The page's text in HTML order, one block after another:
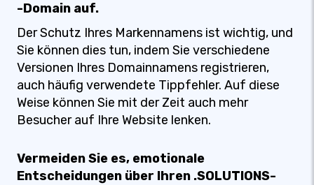
-Domain auf.
Der Schutz Ihres Markennamens ist wichtig, und
Sie können dies tun, indem Sie verschiedene
Versionen Ihres Domainnamens registrieren,
auch häufig verwendete Tippfehler. Auf diese
Weise können Sie mit der Zeit auch mehr
Besucher auf Ihre Website lenken.
Vermeiden Sie es, emotionale
Entscheidungen über Ihren .SOLUTIONS-